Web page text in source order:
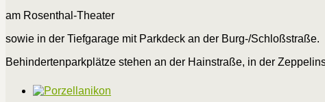
am Rosenthal-Theater
sowie in der Tiefgarage mit Parkdeck an der Burg-/Schloßstraße.
Behindertenparkplätze stehen an der Hainstraße, in der